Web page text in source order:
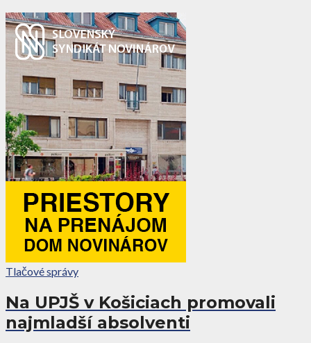
Tlačové správy
Na UPJŠ v Košiciach promovali
najmladší absolventi